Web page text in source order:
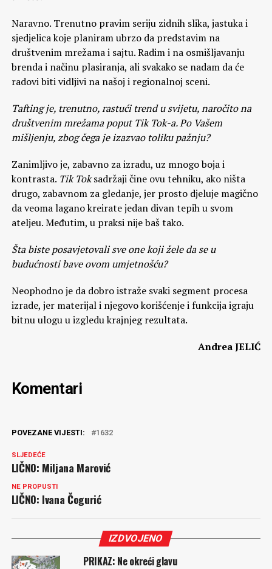
Naravno. Trenutno pravim seriju zidnih slika, jastuka i
sjedjelica koje planiram ubrzo da predstavim na
društvenim mrežama i sajtu. Radim i na osmišljavanju
brenda i načinu plasiranja, ali svakako se nadam da će
radovi biti vidljivi na našoj i regionalnoj sceni.
Tafting je, trenutno, rastući trend u svijetu, naročito na
društvenim mrežama poput Tik Tok-a. Po Vašem
mišljenju, zbog čega je izazvao toliku pažnju?
Zanimljivo je, zabavno za izradu, uz mnogo boja i
kontrasta. Tik Toksadržaji čine ovu tehniku, ako ništa
drugo, zabavnom za gledanje, jer prosto djeluje magično
da veoma lagano kreirate jedan divan tepih u svom
ateljeu. Međutim, u praksi nije baš tako.
Šta biste posavjetovali sve one koji žele da se u
budućnosti bave ovom umjetnošću?
Neophodno je da dobro istraže svaki segment procesa
izrade, jer materijal i njegovo korišćenje i funkcija igraju
bitnu ulogu u izgledu krajnjeg rezultata.
Andrea JELIĆ
Komentari
POVEZANE VIJESTI: 1632
SLJEDEĆE
LIČNO: Miljana Marović
NE PROPUSTI
LIČNO: Ivana Čogurić
IZDVOJENO
PRIKAZ: Ne okreći glavu